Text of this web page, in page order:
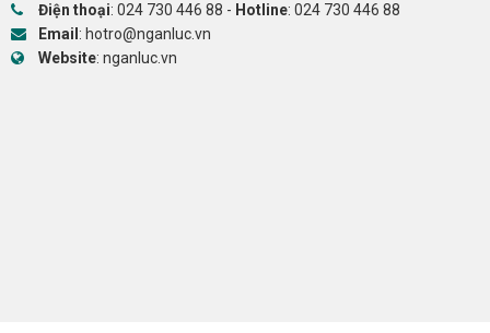
Điện thoại: 024 730 446 88 - Hotline: 024 730 446 88
Email : hotro@nganluc.vn
Website: nganluc.vn